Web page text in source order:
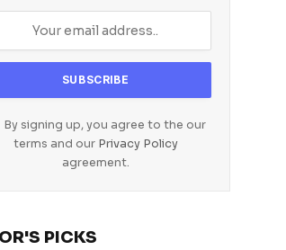
By signing up, you agree to the our
terms and our Privacy Policy
agreement.
PICKS